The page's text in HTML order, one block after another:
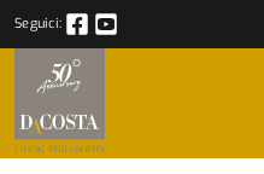
Seguici: